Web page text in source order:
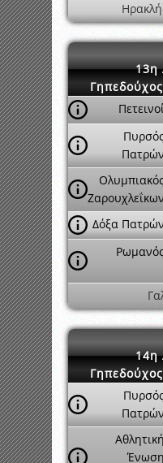
13η
Γηπεδούχος
Πατρών
Ζαρουχλεΐκων
Δόξα Πατρών
14η
Γηπεδούχος
Πατρών
Αθλητική
Ένωση